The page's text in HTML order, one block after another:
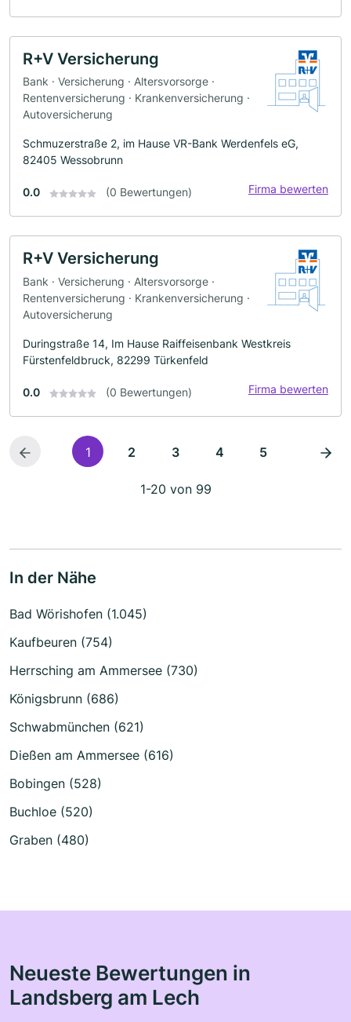
R+V Versicherung
Bank · Versicherung · Altersvorsorge ·
Rentenversicherung · Krankenversicherung ·
Autoversicherung
Schmuzerstraße 2, im Hause VR-Bank Werdenfels eG,
82405 Wessobrunn
0.0 (0 Bewertungen) Firma bewerten
R+V Versicherung
Bank · Versicherung · Altersvorsorge ·
Rentenversicherung · Krankenversicherung ·
Autoversicherung
Duringstraße 14, Im Hause Raiffeisenbank Westkreis
Fürstenfeldbruck, 82299 Türkenfeld
0.0 (0 Bewertungen) Firma bewerten
1 2 3 4 5
1-20 von 99
In der Nähe
Bad Wörishofen (1.045)
Kaufbeuren (754)
Herrsching am Ammersee (730)
Königsbrunn (686)
Schwabmünchen (621)
Dießen am Ammersee (616)
Bobingen (528)
Buchloe (520)
Graben (480)
Neueste Bewertungen in
Landsberg am Lech